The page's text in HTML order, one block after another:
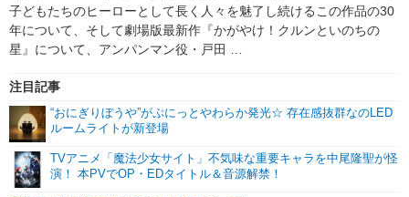
子どもたちのヒーローとして長く人々を魅了し続けるこの作品の30
年について、そして劇場版最新作『かがやけ！クルンといのちの
星』について、アンパンマン役・戸田 …
注目記事
“おにぎりぼうや”がぷにっとやわらか発光☆ 存在感抜群なのLED
ルームライトが新登場
TVアニメ「魔法少女サイト」不気味な重要キャラを中尾隆聖が怪
演！ 本PVでOP・EDタイトル＆音源解禁！